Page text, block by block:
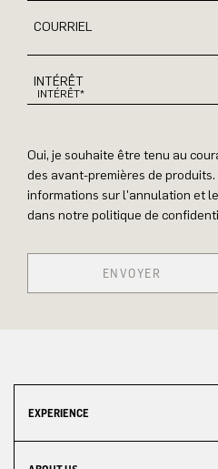
COURRIEL
INTÉRÊT
Oui, je souhaite être tenu au
des avant-premières de
informations sur l'annulation et
dans notre politique de
ENVOYER
EXPERIENCE